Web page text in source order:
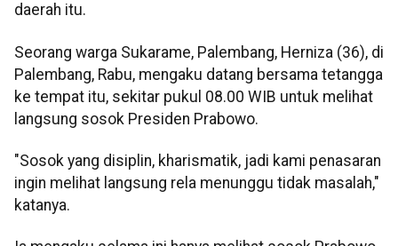
daerah itu.
Seorang warga Sukarame, Palembang, Herniza (36), di
Palembang, Rabu, mengaku datang bersama tetangga
ke tempat itu, sekitar pukul 08.00 WIB untuk melihat
langsung sosok Presiden Prabowo.
"Sosok yang disiplin, kharismatik, jadi kami penasaran
ingin melihat langsung rela menunggu tidak masalah,"
katanya.